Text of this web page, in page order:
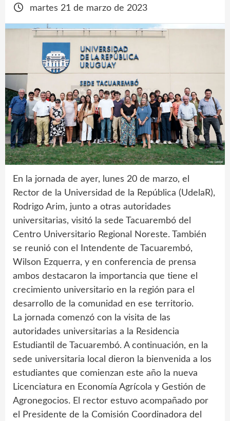
martes 21 de marzo de 2023
En la jornada de ayer, lunes 20 de marzo, el
Rector de la Universidad de la República (UdelaR),
Rodrigo Arim, junto a otras autoridades
universitarias, visitó la sede Tacuarembó del
Centro Universitario Regional Noreste. También
se reunió con el Intendente de Tacuarembó,
Wilson Ezquerra, y en conferencia de prensa
ambos destacaron la importancia que tiene el
crecimiento universitario en la región para el
desarrollo de la comunidad en ese territorio.
La jornada comenzó con la visita de las
autoridades universitarias a la Residencia
Estudiantil de Tacuarembó. A continuación, en la
sede universitaria local dieron la bienvenida a los
estudiantes que comienzan este año la nueva
Licenciatura en Economía Agrícola y Gestión de
Agronegocios. El rector estuvo acompañado por
el Presidente de la Comisión Coordinadora del